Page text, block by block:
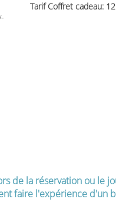
Tarif Coffret cadeau:
de la réservation ou le
faire l'expérience d'un